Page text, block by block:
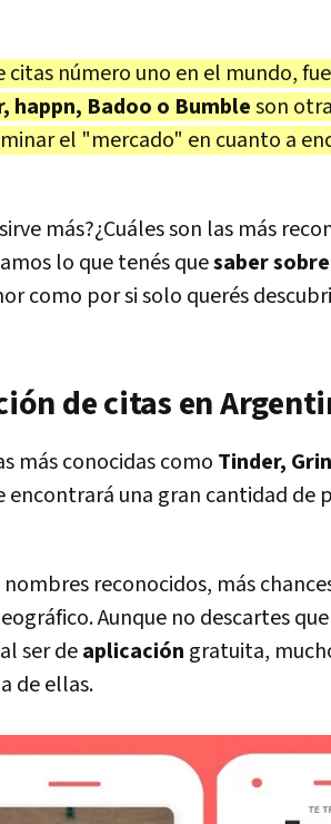
número uno en el mundo,
happn, Badoo o Bumbleson
el "mercado" en cuanto a
sirve más?¿Cuáles son las más
lo que tenés quesaber
como por si solo querés
de citas en
más conocidas como Tinder,
encontrará una gran cantidad de
reconocidos, más
Aunque no descartes
ser deaplicación gratuita,
de ellas.